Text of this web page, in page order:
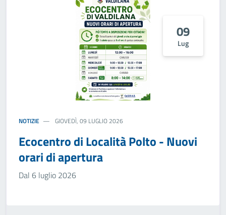
09
Lug
NOTIZIE GIOVEDÌ, 09 LUGLIO 2026
Ecocentro di Località Polto - Nuovi
orari di apertura
Dal 6 luglio 2026